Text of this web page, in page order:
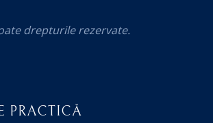
drepturile rezervate.
PRACTICĂ